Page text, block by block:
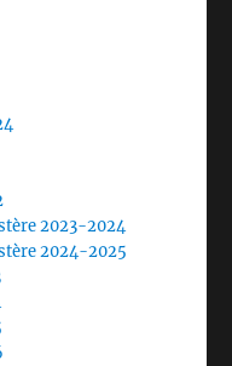
2023-2024
2024-2025